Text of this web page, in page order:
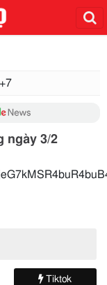
ngày 3/2
Tiktok